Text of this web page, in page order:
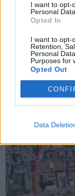
I want to opt-
Personal
Opted In
I want to opt-
Retention,
Personal
Purposes for
Opted Out
Data
Passione
prende quota
Nuova
Patria prende